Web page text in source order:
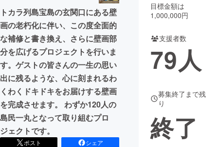
CAMPFIRE for Social Good
CAMPFIREふるさと納税machi-ya コミュニティ
トカラ列島宝島の玄関口にある壁
画の老朽化に伴い、この度全面的
な補修と書き換え、さらに壁画部
分を広げるプロジェクトを行いま
す。ゲストの皆さんの一生の思い
出に残るような、心に刻まれるわ
くわくドキドキをお届けする壁画
を完成させます。 わずか120人の
島民一丸となって取り組むプロ
ジェクトです。
ポスト
シェア
目標金額は
1,000,000円
支援者数
79人
募集終了まで残
り
終了